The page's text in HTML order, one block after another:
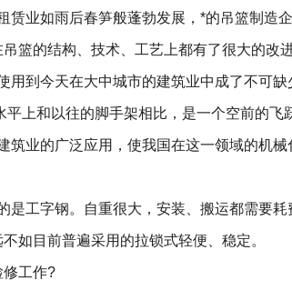
赁业如雨后春笋般蓬勃发展，*的吊篮制造
篮的结构、技术、工艺上都有了很大的改进
用到今天在大中城市的建筑业中成了不可
上和以往的脚手架相比，是一个空前的飞
筑业的广泛应用，使我国在这一领域的机
是工字钢。自重很大，安装、搬运都需要
如目前普遍采用的拉锁式轻便、稳定。
修工作?